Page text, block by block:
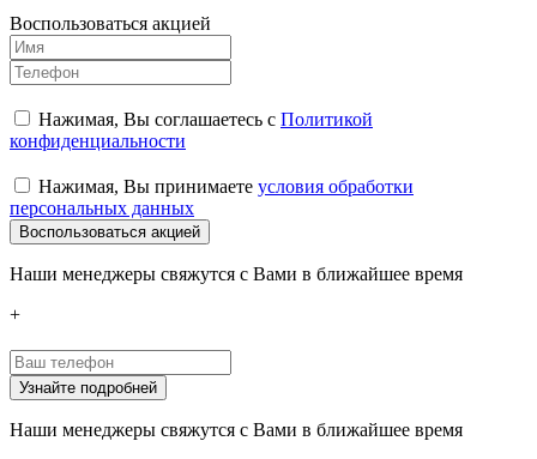
Воспользоваться акцией
Нажимая, Вы соглашаетесь с Политикой
конфиденциальности
Нажимая, Вы принимаете условия обработки
персональных данных
Воспользоваться акцией
Наши менеджеры свяжутся с Вами в ближайшее время
+
Узнайте подробней
Наши менеджеры свяжутся с Вами в ближайшее время